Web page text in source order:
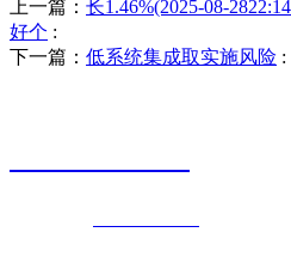
上一篇： 长1.46%(2025-08-
好个 :
下一篇： 低系统集成取实施风险 :